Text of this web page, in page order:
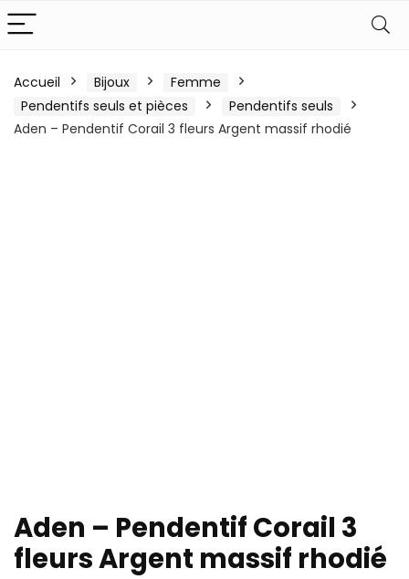
Accueil Bijoux
Femme
Pendentifs seuls et pièces
Pendentifs seuls
Aden – Pendentif Corail 3 fleurs Argent massif rhodié
Aden – Pendentif Corail 3
fleurs Argent massif rhodié